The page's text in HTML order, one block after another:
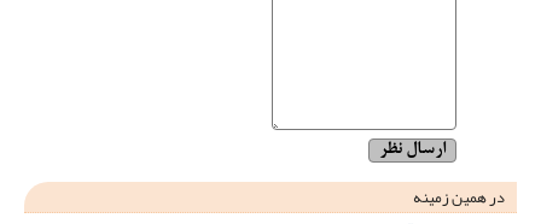
در همین زمینه